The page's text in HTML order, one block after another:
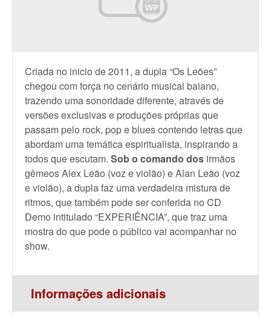
Criada no inicio de 2011, a dupla “Os Leões”
chegou com força no cenário musical baiano,
trazendo uma sonoridade diferente, através de
versões exclusivas e produções próprias que
passam pelo rock, pop e blues contendo letras que
abordam uma temática espiritualista, inspirando a
todos que escutam. Sob o comando dos irmãos
gêmeos Alex Leão (voz e violão) e Alan Leão (voz
e violão), a dupla faz uma verdadeira mistura de
ritmos, que também pode ser conferida no CD
Demo intitulado “EXPERIÊNCIA”, que traz uma
mostra do que pode o público vai acompanhar no
show.
Informações adicionais